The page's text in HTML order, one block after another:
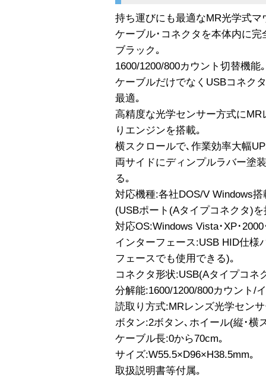
持ち運びにも最適なMR光学式マ
ケーブル･コネクタを本体内に完
ブラック｡
1600/1200/800カウント切替機能｡
ケーブルだけでなくUSBコネク
最適｡
高精度な光学センサー方式に
りエンジンを搭載｡
横スクロールで､作業効率大幅
両サイドにディンプルラバー塗
る｡
対応機種:各社DOS/V Windows
(USBポート(Aタイプコネクタ)
対応OS:Windows Vista･XP･2000
インターフェース:USB HID仕様
フェースでも使用できる)｡
コネクタ形状:USB(Aタイプコネ
分解能:1600/1200/800カウント/
読取り方式:MRレンズ光学セン
ボタン:2ボタン､ホイール(縦･横
ケーブル長:0から70cm｡
サイズ:W55.5×D96×H38.5mm｡
取扱説明書等付属｡